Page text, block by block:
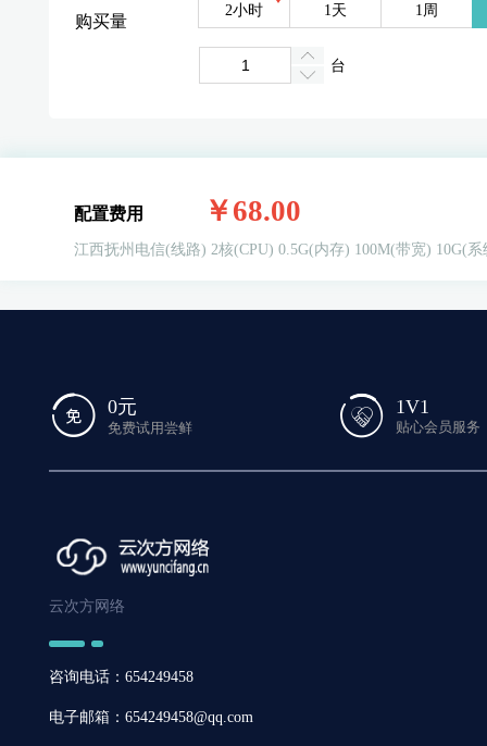
购买量
2小时 1天 1周
台
配置费用 ￥68.00
江西抚州电信(线路) 2核(CPU) 0.5G(内存) 100M(带宽) 10G(
0元
免费试用尝鲜
1V1
贴心会员服务
云次方网络
咨询电话：654249458
电子邮箱：654249458@qq.com